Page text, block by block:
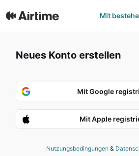
Mit
Neues Konto erstellen
Mit Google
Mit Apple
Nutzungsbedingungen &